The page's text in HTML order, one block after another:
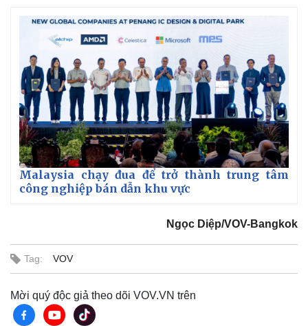
Malaysia chạy đua để trở thành trung tâm
công nghiệp bán dẫn khu vực
Ngọc Diệp/VOV-Bangkok
Tag: VOV
Mời quý độc giả theo dõi VOV.VN trên